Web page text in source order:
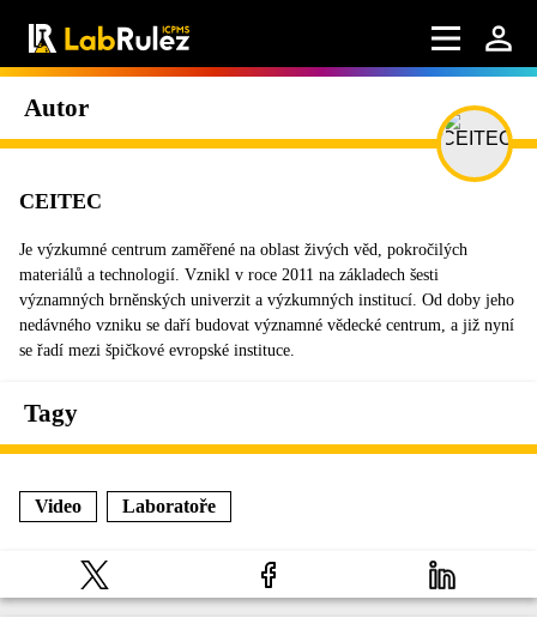
Autor
CEITEC
Je výzkumné centrum zaměřené na oblast živých věd, pokročilých
materiálů a technologií. Vznikl v roce 2011 na základech šesti
významných brněnských univerzit a výzkumných institucí. Od doby jeho
nedávného vzniku se daří budovat významné vědecké centrum, a již nyní
se řadí mezi špičkové evropské instituce.
Tagy
Video Laboratoře